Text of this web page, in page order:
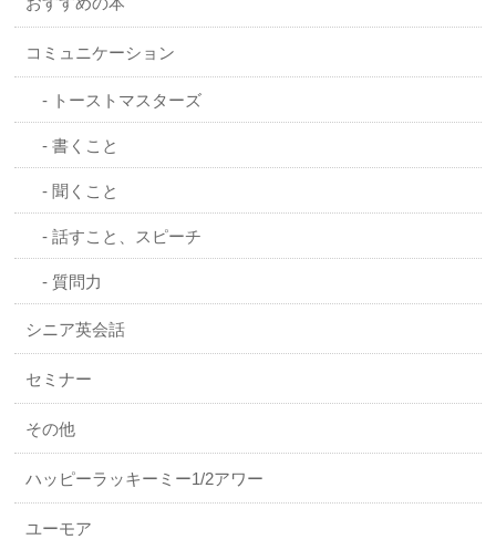
コミュニケーション
トーストマスターズ
書くこと
聞くこと
話すこと、スピーチ
質問力
シニア英会話
セミナー
その他
ハッピーラッキーミー1/2アワー
ユーモア